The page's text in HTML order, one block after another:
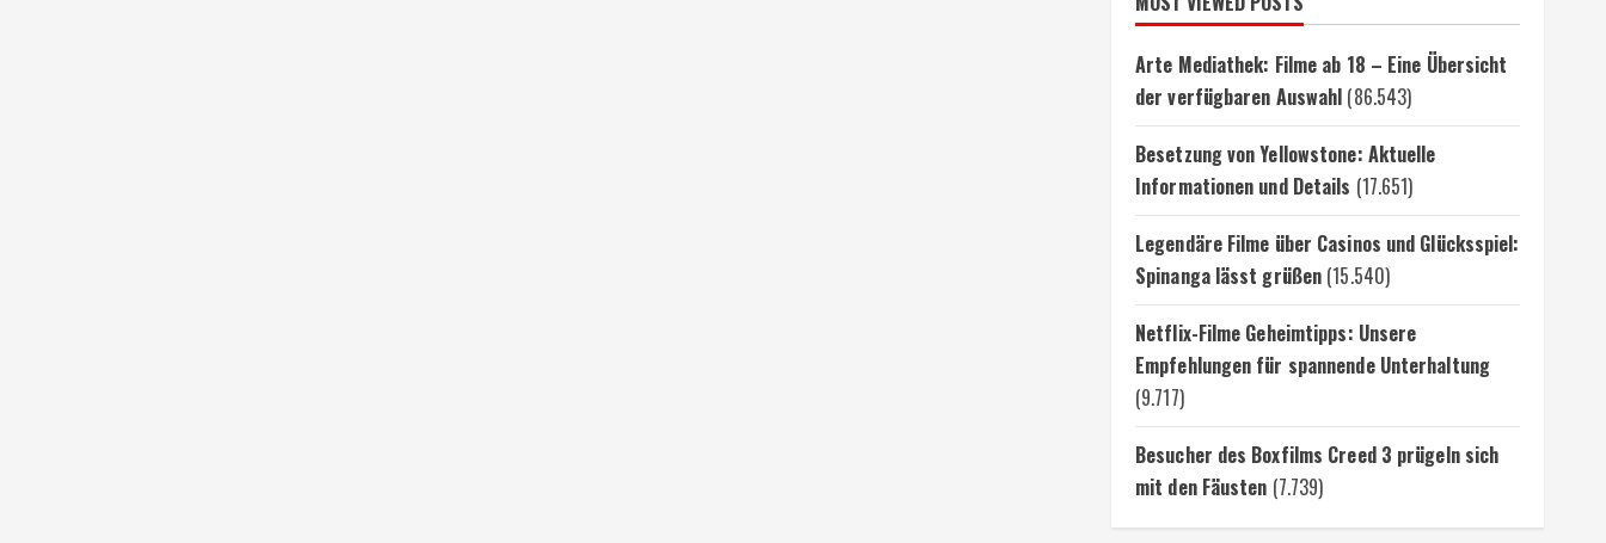
Arte Mediathek: Filme ab 18 – Eine Übersicht
der verfügbaren Auswahl (86.543)
Besetzung von Yellowstone: Aktuelle
Informationen und Details (17.651)
Legendäre Filme über Casinos und Glücksspiel:
Spinanga lässt grüßen (15.540)
Netflix-Filme Geheimtipps: Unsere
Empfehlungen für spannende Unterhaltung
(9.717)
Besucher des Boxfilms Creed 3 prügeln sich
mit den Fäusten (7.739)